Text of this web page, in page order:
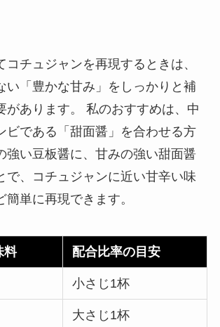
コチュジャンを再現するときは、
い「豊かな甘み」をしっかりと補
があります。 私のおすすめは、中
ビである「甜面醤」を合わせる方
強い豆板醤に、甘みの強い甜面醤
で、コチュジャンに近い甘辛い味
単に再現できます。
料 配合比率の目安
小さじ1杯
大さじ1杯